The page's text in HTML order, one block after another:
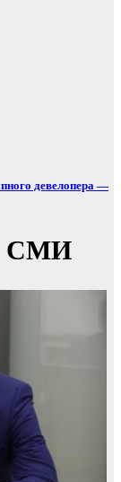
девелопера —